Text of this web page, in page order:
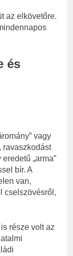
az elkövetőre.
és
vagy
ravaszkodást
„arma”
bír. A
van,
cselszövésről,
része volt az